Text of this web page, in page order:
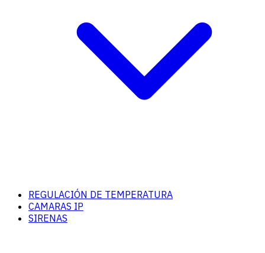
REGULACIÓN DE TEMPERATURA
CAMARAS IP
SIRENAS